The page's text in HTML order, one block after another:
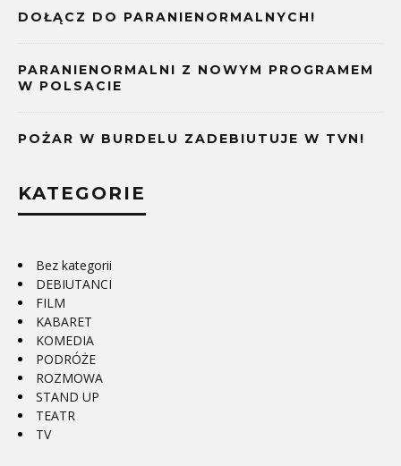
DOŁĄCZ DO PARANIENORMALNYCH!
PARANIENORMALNI Z NOWYM PROGRAMEM
W POLSACIE
POŻAR W BURDELU ZADEBIUTUJE W TVN!
KATEGORIE
Bez kategorii
DEBIUTANCI
FILM
KABARET
KOMEDIA
PODRÓŻE
ROZMOWA
STAND UP
TEATR
TV